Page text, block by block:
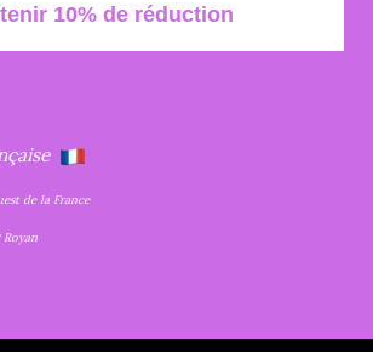
10% de réduction
de la France
Royan